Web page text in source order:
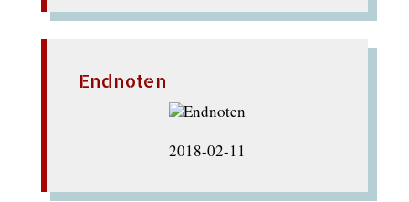
Endnoten
2018-02-11